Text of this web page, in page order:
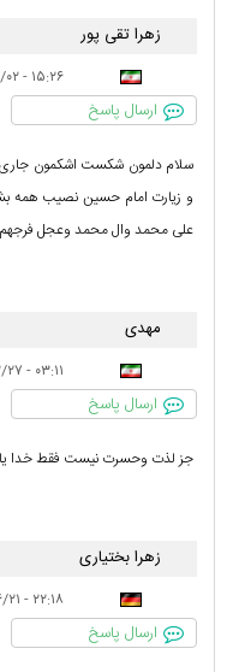
زهرا تقی پور
۱۵:۲۶ - ۱۴۰۱/۱۱/۰۲
ارسال پاسخ
سلام دلمون شکست اشکمون جاری
و زیارت امام حسین نصیب همه
علی محمد وال محمد وعجل فرجهم
مهدی
۰۳:۱۱ - ۱۴۰۲/۰۲/۲۷
ارسال پاسخ
جز لذت وحسرت نیست فقط خدا
زهرا بختیاری
۲۲:۱۸ - ۱۴۰۲/۰۶/۲۱
ارسال پاسخ